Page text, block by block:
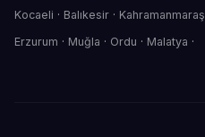
Kocaeli · Balıkesir · Kahramanmaraş
Erzurum · Muğla · Ordu · Malatya ·